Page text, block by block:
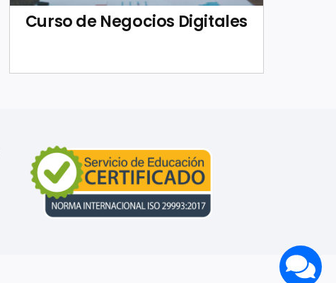
Curso de Negocios Digitales